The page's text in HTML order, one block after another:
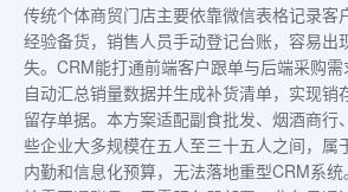
传统个体商贸门店主要依靠微信表格记录客
经验备货，销售人员手动登记台账，容易出
失。CRM能打通前端客户跟单与后端采购
自动汇总销量数据并生成补货清单，实现销
留存单据。本方案适配副食批发、烟酒商行
些企业大多规模在五人至三十五人之间，属
内勤和信息化预算，无法落地重型CRM系